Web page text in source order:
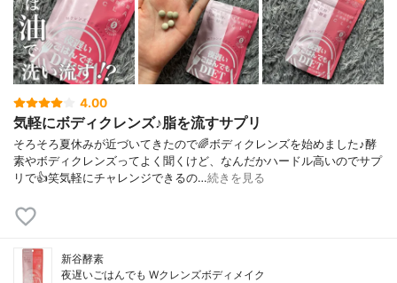
4.00
気軽にボディクレンズ♪脂を流すサプリ
そろそろ夏休みが近づいてきたので🌈ボディクレンズを始めました♪酵
素やボディクレンズってよく聞くけど、なんだかハードル高いのでサプ
リで👍笑気軽にチャレンジできるの…続きを見る
新谷酵素
夜遅いごはんでも Wクレンズボディメイク